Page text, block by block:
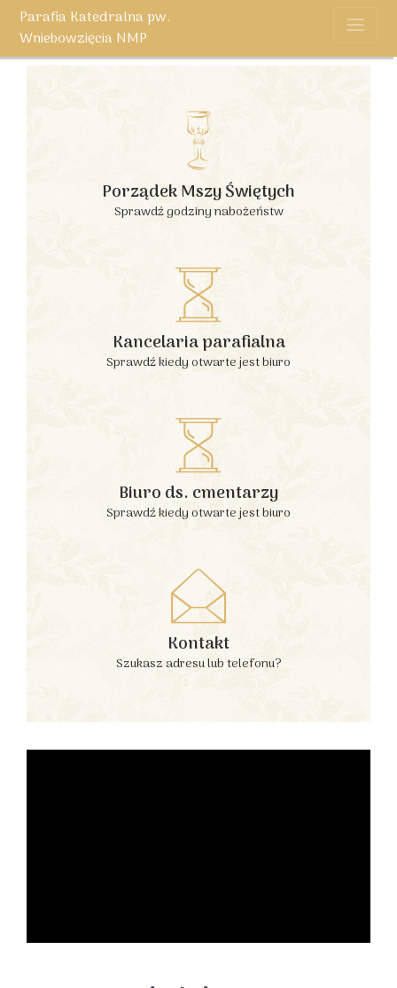
Parafia Katedralna pw.
Wniebowzięcia NMP
Porządek Mszy Świętych
Sprawdź godziny nabożeństw
Kancelaria parafialna
Sprawdź kiedy otwarte jest biuro
Biuro ds. cmentarzy
Sprawdź kiedy otwarte jest biuro
Kontakt
Szukasz adresu lub telefonu?